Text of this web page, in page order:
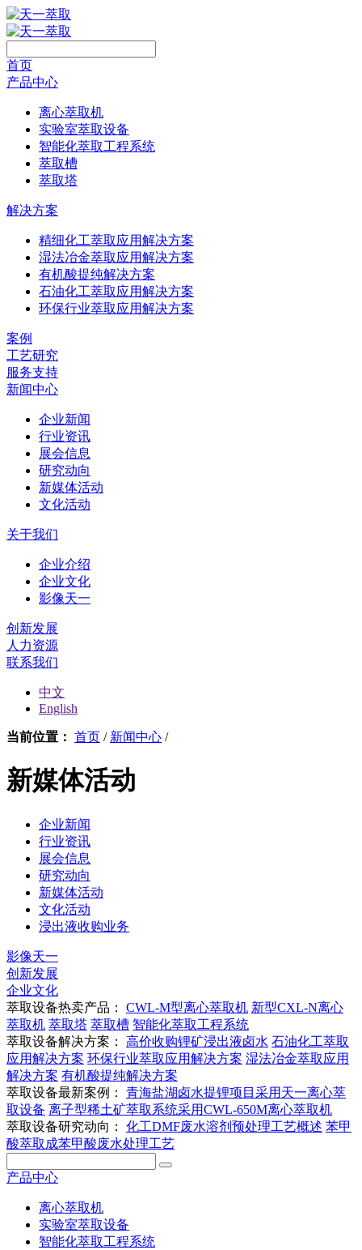
首页
产品中心
离心萃取机
实验室萃取设备
智能化萃取工程系统
萃取槽
萃取塔
解决方案
精细化工萃取应用解决方案
湿法冶金萃取应用解决方案
有机酸提纯解决方案
石油化工萃取应用解决方案
环保行业萃取应用解决方案
案例
工艺研究
服务支持
新闻中心
企业新闻
行业资讯
展会信息
研究动向
新媒体活动
文化活动
关于我们
企业介绍
企业文化
影像天一
创新发展
人力资源
联系我们
中文
English
当前位置： 首页 / 新闻中心 /
新媒体活动
企业新闻
行业资讯
展会信息
研究动向
新媒体活动
文化活动
浸出液收购业务
影像天一
创新发展
企业文化
萃取设备热卖产品：
CWL-M型离心萃取机 新型CXL-N离心
萃取机 萃取塔 萃取槽 智能化萃取工程系统
萃取设备解决方案：
高价收购锂矿浸出液卤水 石油化工萃取
应用解决方案 环保行业萃取应用解决方案 湿法冶金萃取应用
解决方案 有机酸提纯解决方案
萃取设备最新案例：
青海盐湖卤水提锂项目采用天一离心萃
取设备 离子型稀土矿萃取系统采用CWL-650M离心萃取机
萃取设备研究动向：
化工DMF废水溶剂预处理工艺概述 苯甲
酸萃取成苯甲酸废水处理工艺
产品中心
离心萃取机
实验室萃取设备
智能化萃取工程系统